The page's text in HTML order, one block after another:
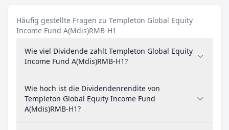
Häufig gestellte Fragen zu Templeton Global Equity
Income Fund A(Mdis)RMB-H1
Wie viel Dividende zahlt Templeton Global Equity
Income Fund A(Mdis)RMB-H1?
Wie hoch ist die Dividendenrendite von
Templeton Global Equity Income Fund
A(Mdis)RMB-H1?